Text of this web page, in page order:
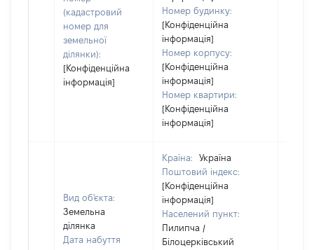
(кадастровий
номер для
земельної
ділянки):
[Конфіденційна
інформація]
Номер будинку:
[Конфіденційна
інформація]
Номер корпусу:
[Конфіденційна
інформація]
Номер квартири:
[Конфіденційна
інформація]
Вид об'єкта:
Земельна
ділянка
Дата набуття
Країна:
Україна
Поштовий індекс:
[Конфіденційна
інформація]
Населений пункт:
Пилипча /
Білоцерківський